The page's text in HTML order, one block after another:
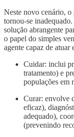
Neste novo cenário,
tornou-se
solução abrangente
o papel do simples
agente capaz de atuar
Cuidar: inclui
tratamento) e
populações em
Curar: envolve
eficaz),
adequado),
(prevenindo